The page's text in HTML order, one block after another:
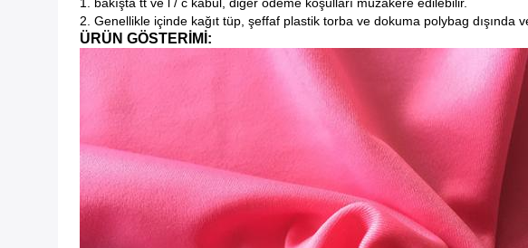
2. Genellikle içinde kağıt tüp, şeffaf plastik torba ve dokuma polybag dışında
ÜRÜN GÖSTERİMİ: